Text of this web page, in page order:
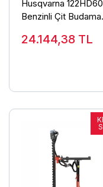
Husqvarna 122HD60
Benzinli Çit Budama
24.144,38 TL